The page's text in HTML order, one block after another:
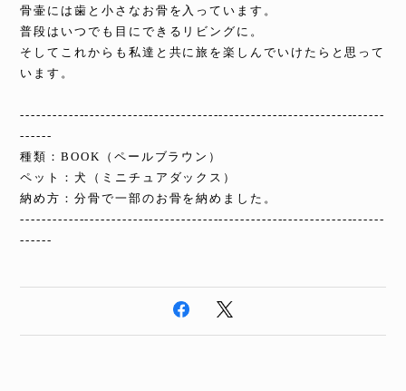
骨壷には歯と小さなお骨を入っています。
普段はいつでも目にできるリビングに。
そしてこれからも私達と共に旅を楽しんでいけたらと思って
います。
--------------------------------------------------------------------
------
種類：BOOK（ペールブラウン）
ペット：犬（ミニチュアダックス）
納め方：分骨で一部のお骨を納めました。
--------------------------------------------------------------------
------